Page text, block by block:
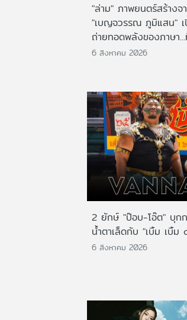
"ล่าม" ภาพยนตร์สร้างจ
"เบญจวรรณ ภูมิแสน" เ
ถ่ายทอดพลังของภาษา
6 สิงหาคม 2026
2 ยักษ์ "ป๊อบ-โอ๊ต" บุกก
น้ำตาเล็ดกับ "เบิ้ม เบิ้ม
6 สิงหาคม 2026